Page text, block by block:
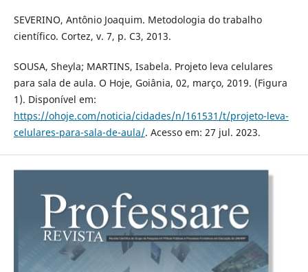
SEVERINO, Antônio Joaquim. Metodologia do trabalho
científico. Cortez, v. 7, p. C3, 2013.
SOUSA, Sheyla; MARTINS, Isabela. Projeto leva celulares
para sala de aula. O Hoje, Goiânia, 02, março, 2019. (Figura
1). Disponível em:
https://ohoje.com/noticia/cidades/n/161531/t/projeto-leva-
celulares-para-sala-de-aula/. Acesso em: 27 jul. 2023.